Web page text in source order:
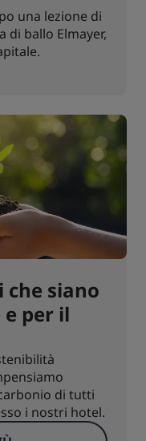
una lezione di
di ballo Elmayer,
siano
e per il
di tutti
i nostri hotel.